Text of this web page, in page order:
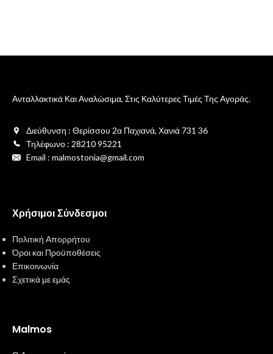
Ανταλλακτικά Και Αναλώσιμα, Στις Καλύτερες Τιμές Της Αγοράς.
Διεύθυνση : Θερίσσου 2α Παχιανά, Χανιά 731 36
Τηλέφωνο : 28210 95221
Email : malmostonia@gmail.com
Χρήσιμοι Σύνδεσμοι
Πολιτική Απορρήτου
Όροι και Προϋποθέσεις
Επικοινωνία
Σχετικά με εμάς
Malmos